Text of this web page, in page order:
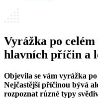
Vyrážka po
hlavních příčin a
Objevila se vám vyrážka
Nejčastější příčinou bývá
rozpoznat různé typy